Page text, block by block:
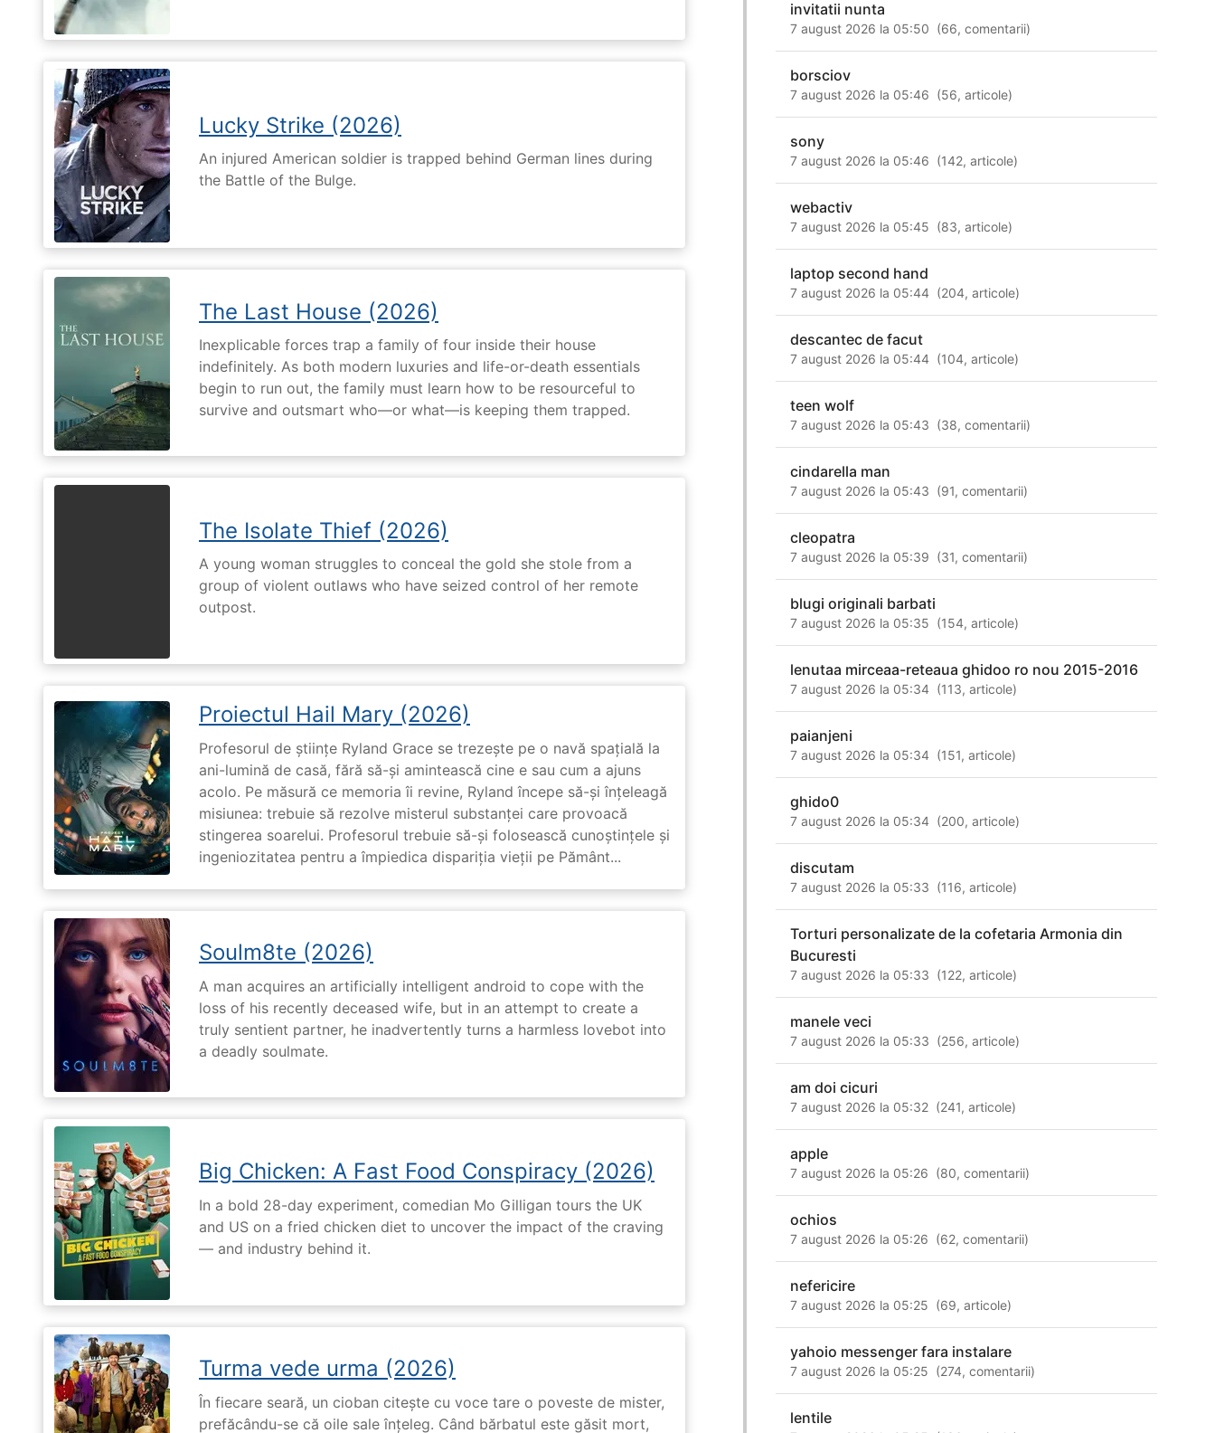
Lucky Strike (2026)
An injured American soldier is trapped behind German lines during
the Battle of the Bulge.
The Last House (2026)
Inexplicable forces trap a family of four inside their house
indefinitely. As both modern luxuries and life-or-death essentials
begin to run out, the family must learn how to be resourceful to
survive and outsmart who—or what—is keeping them trapped.
The Isolate Thief (2026)
A young woman struggles to conceal the gold she stole from a
group of violent outlaws who have seized control of her remote
outpost.
Proiectul Hail Mary (2026)
Profesorul de științe Ryland Grace se trezește pe o navă spațială la
ani-lumină de casă, fără să-și amintească cine e sau cum a ajuns
acolo. Pe măsură ce memoria îi revine, Ryland începe să-și înțeleagă
misiunea: trebuie să rezolve misterul substanței care provoacă
stingerea soarelui. Profesorul trebuie să-și folosească cunoștințele și
ingeniozitatea pentru a împiedica dispariția vieții pe Pământ...
Soulm8te (2026)
A man acquires an artificially intelligent android to cope with the
loss of his recently deceased wife, but in an attempt to create a
truly sentient partner, he inadvertently turns a harmless lovebot into
a deadly soulmate.
Big Chicken: A Fast Food Conspiracy (2026)
In a bold 28-day experiment, comedian Mo Gilligan tours the UK
and US on a fried chicken diet to uncover the impact of the craving
— and industry behind it.
Turma vede urma (2026)
În fiecare seară, un cioban citește cu voce tare o poveste de mister,
prefăcându-se că oile sale înțeleg. Când bărbatul este găsit mort,
invitatii nunta
7 august 2026 la 05:50 (66,comentarii)
borsciov
7 august 2026 la 05:46 (56,articole)
sony
7 august 2026 la 05:46 (142,articole)
webactiv
7 august 2026 la 05:45 (83,articole)
laptop second hand
7 august 2026 la 05:44 (204,articole)
descantec de facut
7 august 2026 la 05:44 (104,articole)
teen wolf
7 august 2026 la 05:43 (38,comentarii)
cindarella man
7 august 2026 la 05:43 (91,comentarii)
cleopatra
7 august 2026 la 05:39 (31,comentarii)
blugi originali barbati
7 august 2026 la 05:35 (154,articole)
lenutaa mirceaa-reteaua ghidoo ro nou 2015-2016
7 august 2026 la 05:34 (113,articole)
paianjeni
7 august 2026 la 05:34 (151,articole)
ghido0
7 august 2026 la 05:34 (200,articole)
discutam
7 august 2026 la 05:33 (116,articole)
Torturi personalizate de la cofetaria Armonia din
Bucuresti
7 august 2026 la 05:33 (122,articole)
manele veci
7 august 2026 la 05:33 (256,articole)
am doi cicuri
7 august 2026 la 05:32 (241,articole)
apple
7 august 2026 la 05:26 (80,comentarii)
ochios
7 august 2026 la 05:26 (62,comentarii)
nefericire
7 august 2026 la 05:25 (69,articole)
yahoio messenger fara instalare
7 august 2026 la 05:25 (274,comentarii)
lentile